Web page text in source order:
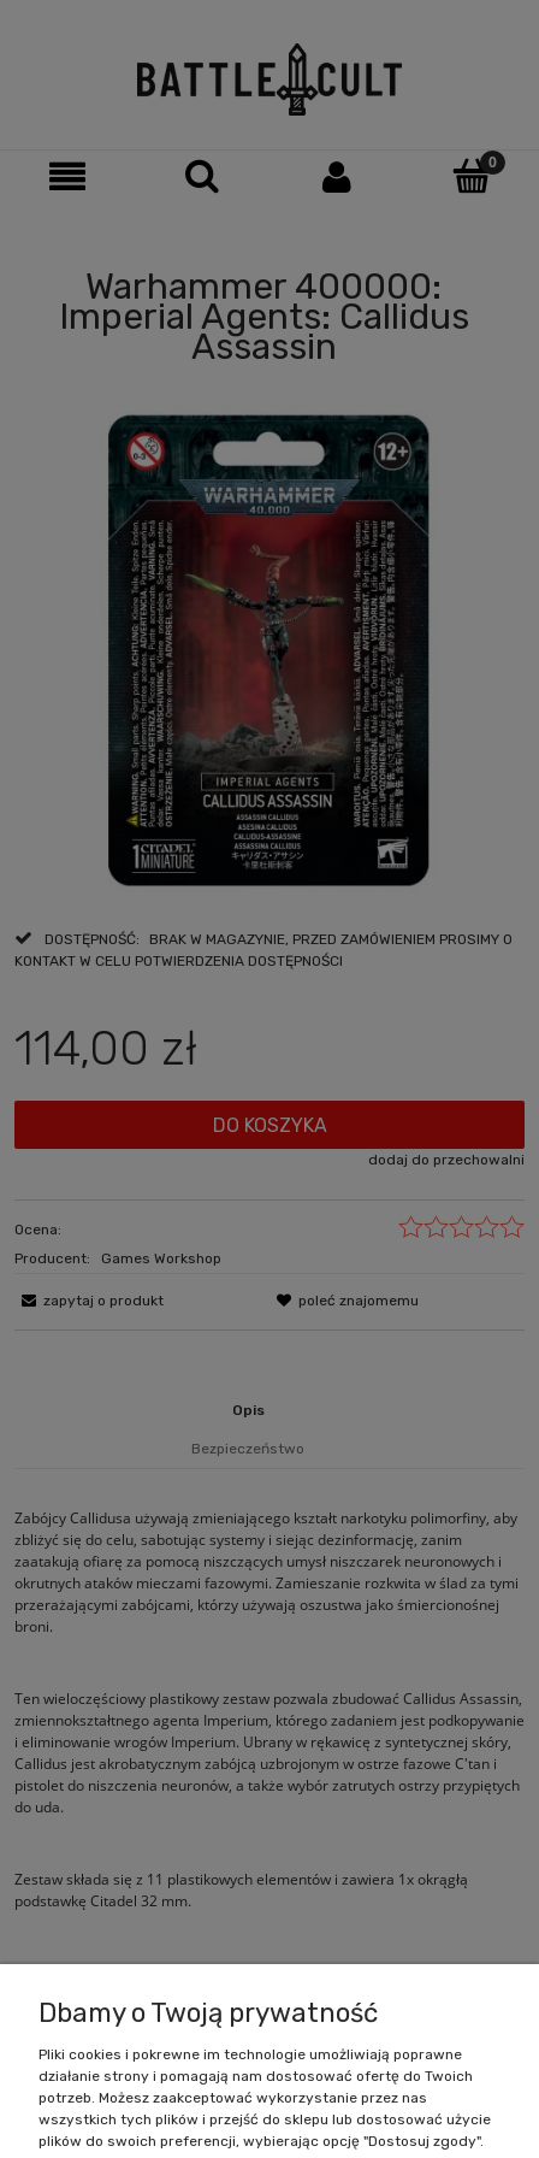
Warhammer 400000:
Imperial Agents: Callidus
Assassin
DOSTĘPNOŚĆ:
BRAK W MAGAZYNIE, PRZED ZAMÓWIENIEM PROSIMY O
KONTAKT W CELU POTWIERDZENIA DOSTĘPNOŚCI
114,00 zł
DO KOSZYKA
dodaj do przechowalni
Ocena:
Producent:
Games Workshop
zapytaj o produkt poleć znajomemu
Opis
Bezpieczeństwo
Zabójcy Callidusa używają zmieniającego kształt narkotyku polimorfiny, aby
zbliżyć się do celu, sabotując systemy i siejąc dezinformację, zanim
zaatakują ofiarę za pomocą niszczących umysł niszczarek neuronowych i
okrutnych ataków mieczami fazowymi. Zamieszanie rozkwita w ślad za tymi
przerażającymi zabójcami, którzy używają oszustwa jako śmiercionośnej
broni.
Ten wieloczęściowy plastikowy zestaw pozwala zbudować Callidus Assassin,
zmiennokształtnego agenta Imperium, którego zadaniem jest podkopywanie
i eliminowanie wrogów Imperium. Ubrany w rękawicę z syntetycznej skóry,
Callidus jest akrobatycznym zabójcą uzbrojonym w ostrze fazowe C'tan i
pistolet do niszczenia neuronów, a także wybór zatrutych ostrzy przypiętych
do uda.
Zestaw składa się z 11 plastikowych elementów i zawiera 1x okrągłą
podstawkę Citadel 32 mm.
Zakupy
Pomoc
Dbamy o Twoją prywatność
Pliki cookies i pokrewne im technologie umożliwiają poprawne
działanie strony i pomagają nam dostosować ofertę do Twoich
potrzeb. Możesz zaakceptować wykorzystanie przez nas
wszystkich tych plików i przejść do sklepu lub dostosować użycie
plików do swoich preferencji, wybierając opcję "Dostosuj zgody".